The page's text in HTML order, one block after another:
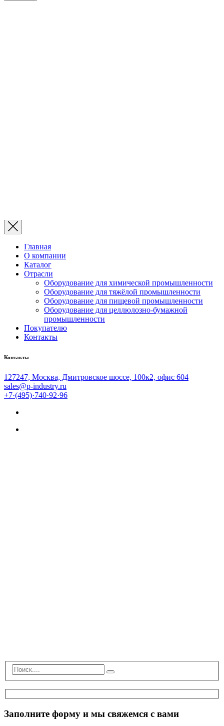
Главная
О компании
Каталог
Отрасли
Оборудование для химической промышленности
Оборудование для тяжёлой промышленности
Оборудование для пищевой промышленности
Оборудование для целлюлозно-бумажной
промышленности
Покупателю
Контакты
Контакты
127247, Москва, Дмитровское шоссе, 100к2, офис 604
sales@p-industry.ru
+7·(495)·740·92·96
Заполните форму и мы свяжемся с вами